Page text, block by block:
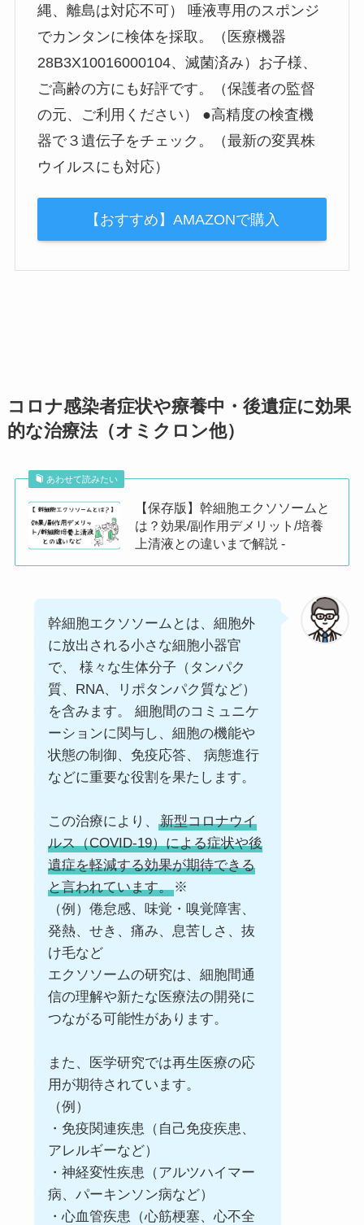
縄、離島は対応不可） 唾液専用のスポンジ
でカンタンに検体を採取。（医療機器
28B3X10016000104、滅菌済み）お子様、
ご高齢の方にも好評です。（保護者の監督
の元、ご利用ください） ●高精度の検査機
器で３遺伝子をチェック。（最新の変異株
ウイルスにも対応）
【おすすめ】AMAZONで購入
コロナ感染者症状や療養中・後遺症に効果
的な治療法（オミクロン他）
あわせて読みたい
【保存版】幹細胞エクソソームと
は？効果/副作用デメリット/培養
上清液との違いまで解説 -
幹細胞エクソソームとは、細胞外
に放出される小さな細胞小器官
で、 様々な生体分子（タンパク
質、RNA、リポタンパク質など）
を含みます。 細胞間のコミュニケ
ーションに関与し、細胞の機能や
状態の制御、免疫応答、 病態進行
などに重要な役割を果たします。
この治療により、
新型コロナウイ
ルス（COVID-19）による症状や後
遺症を軽減する効果が期待できる
と言われています。※
（例）倦怠感、味覚・嗅覚障害、
発熱、せき、痛み、息苦しさ、抜
け毛など
エクソソームの研究は、細胞間通
信の理解や新たな医療法の開発に
つながる可能性があります。
また、医学研究では再生医療の応
用が期待されています。
（例）
・免疫関連疾患（自己免疫疾患、
アレルギーなど）
・神経変性疾患（アルツハイマー
病、パーキンソン病など）
・心血管疾患（心筋梗塞、心不全